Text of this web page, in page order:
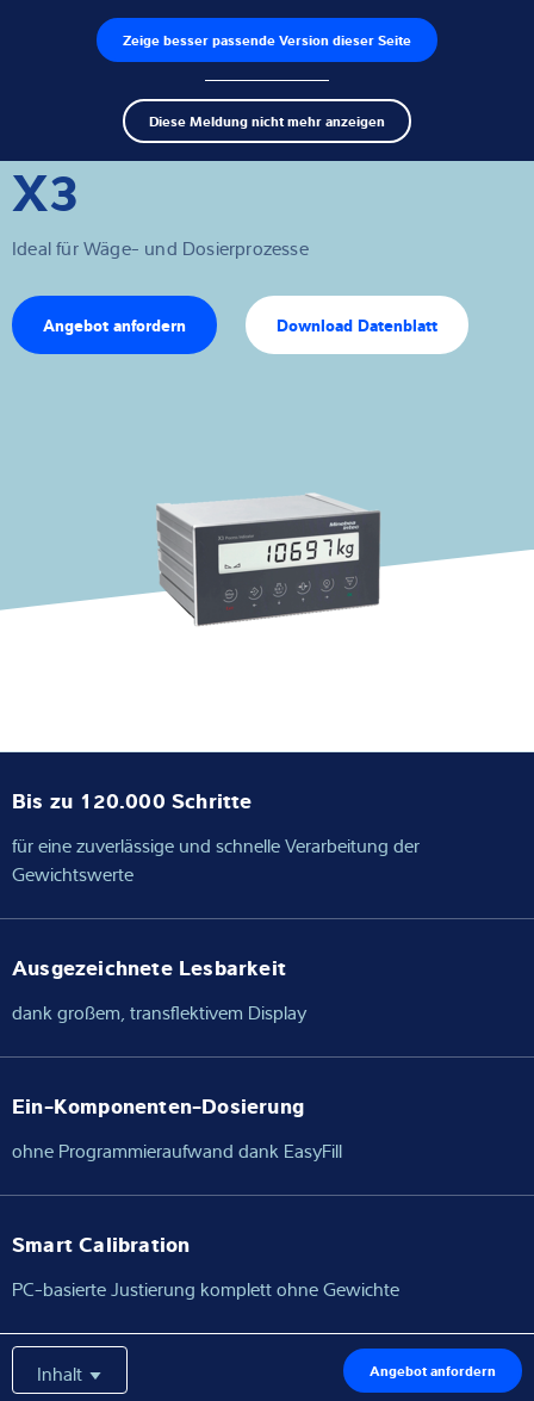
Zeige besser passende Version dieser Seite
Diese Meldung nicht mehr anzeigen
Produktfinder Jobs
Search
term
Wägeelektroniken
Software
Expertise und Wissen
Produktfinder
X3
Ideal für Wäge- und Dosierprozesse
Angebot anfordern Download Datenblatt
Bis zu 120.000 Schritte
für eine zuverlässige und schnelle Verarbeitung der
Gewichtswerte
Ausgezeichnete Lesbarkeit
dank großem, transflektivem Display
Ein-Komponenten-Dosierung
ohne Programmieraufwand dank EasyFill
Smart Calibration
PC-basierte Justierung komplett ohne Gewichte
Inhalt Angebot anfordern